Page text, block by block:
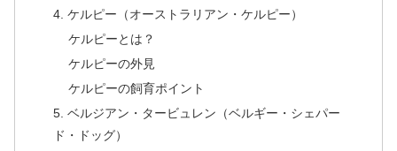
4. ケルピー（オーストラリアン・ケルピー）
ケルピーとは？
ケルピーの外見
ケルピーの飼育ポイント
5. ベルジアン・タービュレン（ベルギー・シェパー
ド・ドッグ）